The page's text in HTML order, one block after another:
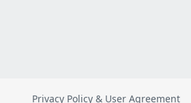
Privacy Policy & User Agreement